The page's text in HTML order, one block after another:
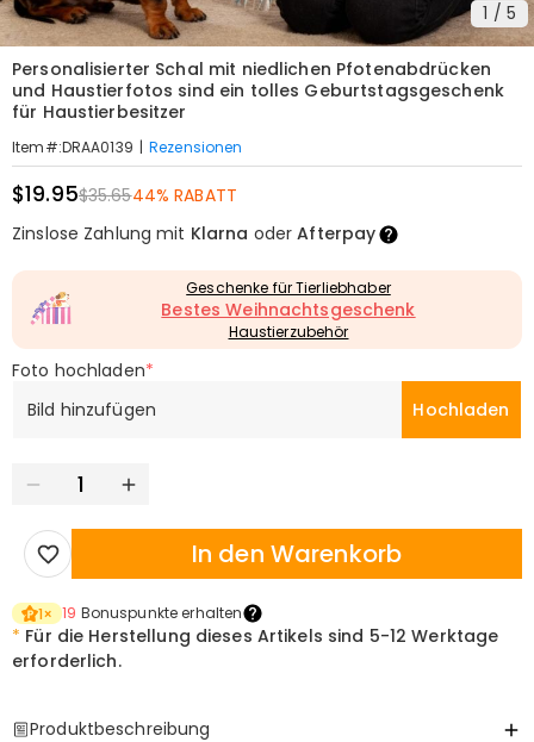
1 / 5
Personalisierter Schal mit niedlichen Pfotenabdrücken
und Haustierfotos sind ein tolles Geburtstagsgeschenk
für Haustierbesitzer
Item#:DRAA0139 | Rezensionen
$19.95$35.6544% RABATT
Zinslose Zahlung mit Klarna oderAfterpay
Geschenke für Tierliebhaber
Bestes Weihnachtsgeschenk
Haustierzubehör
Foto hochladen*
Bild hinzufügen
Hochladen
In den Warenkorb
1× 19 Bonuspunkte erhalten
* Für die Herstellung dieses Artikels sind 5-12 Werktage
erforderlich.
Produktbeschreibung